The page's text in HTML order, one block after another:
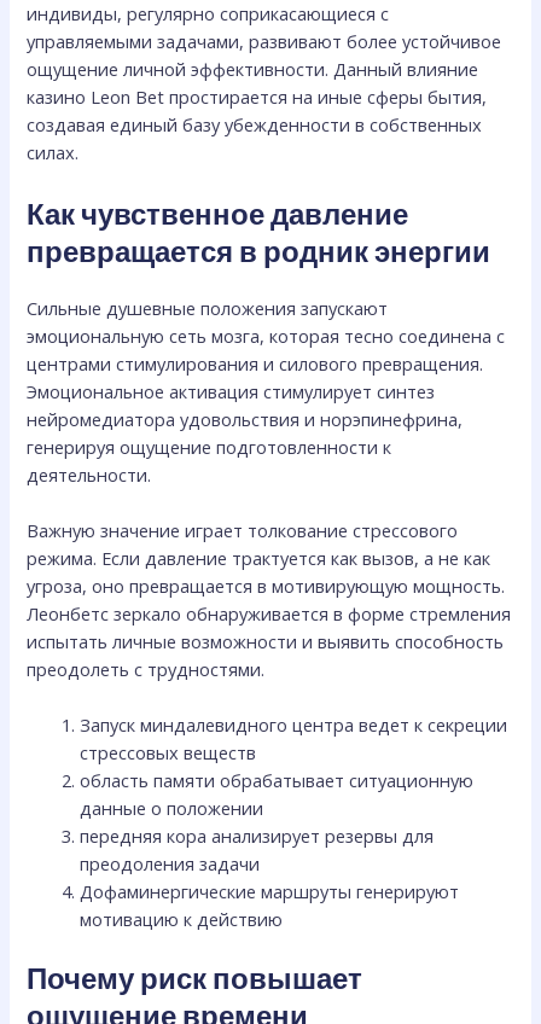
индивиды, регулярно соприкасающиеся с
управляемыми задачами, развивают более устойчивое
ощущение личной эффективности. Данный влияние
казино Leon Bet простирается на иные сферы бытия,
создавая единый базу убежденности в собственных
силах.
Как чувственное давление
превращается в родник энергии
Сильные душевные положения запускают
эмоциональную сеть мозга, которая тесно соединена с
центрами стимулирования и силового превращения.
Эмоциональное активация стимулирует синтез
нейромедиатора удовольствия и норэпинефрина,
генерируя ощущение подготовленности к
деятельности.
Важную значение играет толкование стрессового
режима. Если давление трактуется как вызов, а не как
угроза, оно превращается в мотивирующую мощность.
Леонбетс зеркало обнаруживается в форме стремления
испытать личные возможности и выявить способность
преодолеть с трудностями.
Запуск миндалевидного центра ведет к секреции
стрессовых веществ
область памяти обрабатывает ситуационную
данные о положении
передняя кора анализирует резервы для
преодоления задачи
Дофаминергические маршруты генерируют
мотивацию к действию
Почему риск повышает